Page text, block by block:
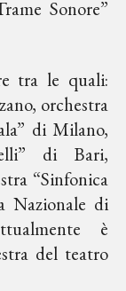
Sonore”
tra le quali:
orchestra
di Milano,
di Bari,
“Sinfonica
Nazionale di
è
del teatro